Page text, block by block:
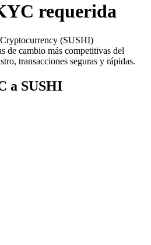
requerida
(SUSHI)
de cambio más competitivas del
transacciones seguras y rápidas.
a SUSHI